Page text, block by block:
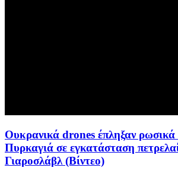
Ουκρανικά drones έπληξαν ρωσικά
Πυρκαγιά σε εγκατάσταση
Γιαροσλάβλ (Βίντεο)